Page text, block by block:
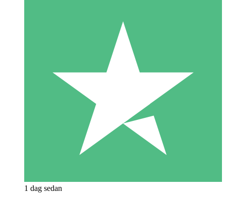
1 dag sedan